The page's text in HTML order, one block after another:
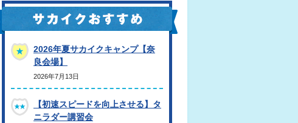
2026年夏サカイクキャンプ【奈
良会場】
2026年7月13日
【初速スピードを向上させる】タ
ニラダー講習会